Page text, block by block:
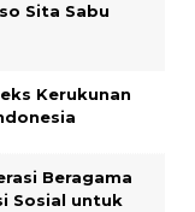
Sita Sabu
Kerukunan
Beragama
Sosial untuk